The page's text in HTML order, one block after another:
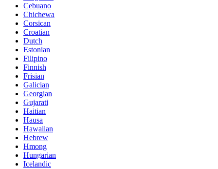
Cebuano
Chichewa
Corsican
Croatian
Dutch
Estonian
Filipino
Finnish
Frisian
Galician
Georgian
Gujarati
Haitian
Hausa
Hawaiian
Hebrew
Hmong
Hungarian
Icelandic